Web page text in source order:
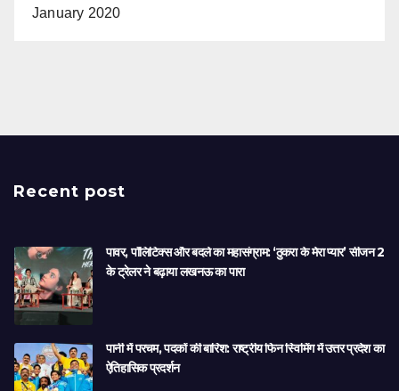
January 2020
Recent post
पावर, पॉलिटिक्स और बदले का महासंग्राम: ‘ठुकरा के मेरा प्यार’ सीजन 2
के ट्रेलर ने बढ़ाया लखनऊ का पारा
पानी में परचम, पदकों की बारिश: राष्ट्रीय फिन स्विमिंग में उत्तर प्रदेश का
ऐतिहासिक प्रदर्शन